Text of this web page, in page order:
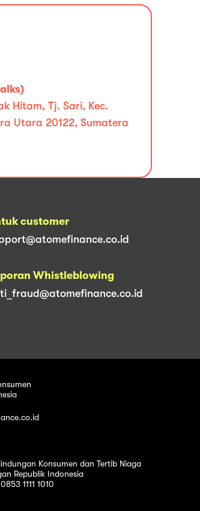
Hitam, Tj. Sari, Kec.
Utara 20122, Sumatera
customer
Whistleblowing
Konsumen dan Tertib Niaga
Republik Indonesia
1111 1010